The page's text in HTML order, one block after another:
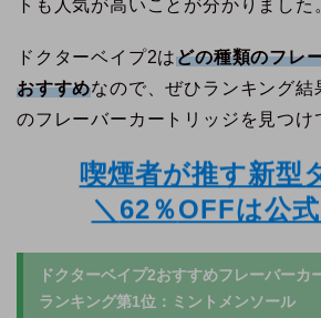
トも人気が高いことが分かりました
ドクターベイプ2はどの種類のフレ
おすすめなので、ぜひランキング結
のフレーバーカートリッジを見つけ
喫煙者が推す新型
＼ 62％OFFは公
ドクターベイプ2おすすめフレーバーカ
ランキング第1位：ミントメンソール